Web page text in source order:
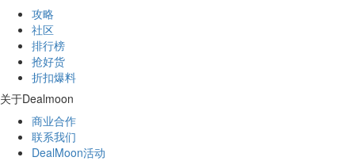
攻略
社区
排行榜
抢好货
折扣爆料
关于Dealmoon
商业合作
联系我们
DealMoon活动